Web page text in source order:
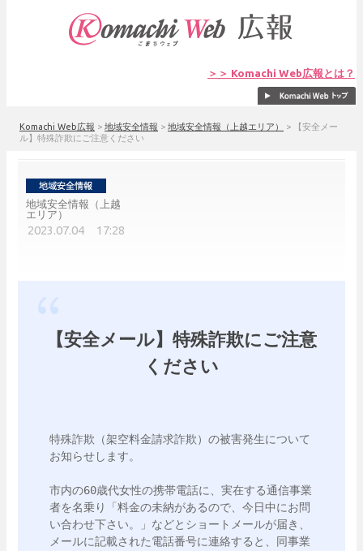
＞＞ Komachi Web広報とは？
Komachi Web広報 > 地域安全情報 > 地域安全情報（上越エリア） >
【安全メー
ル】特殊詐欺にご注意ください
地域安全情報（上越
エリア）
2023.07.04 17:28
【安全メール】特殊詐欺にご注意
ください
特殊詐欺（架空料金請求詐欺）の被害発生について
お知らせします。
市内の60歳代女性の携帯電話に、実在する通信事業
者を名乗り「料金の未納があるので、今日中にお問
い合わせ下さい。」などとショートメールが届き、
メールに記載された電話番号に連絡すると、同事業